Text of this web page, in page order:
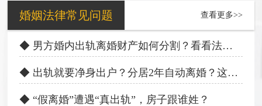
婚姻法律常见问题 查看更多>>
◆ 男方婚内出轨离婚财产如何分割？看看法律如何规定
◆ 出轨就要净身出户？分居2年自动离婚？这些法律谣言别信！
◆ “假离婚”遭遇“真出轨”，房子跟谁姓？